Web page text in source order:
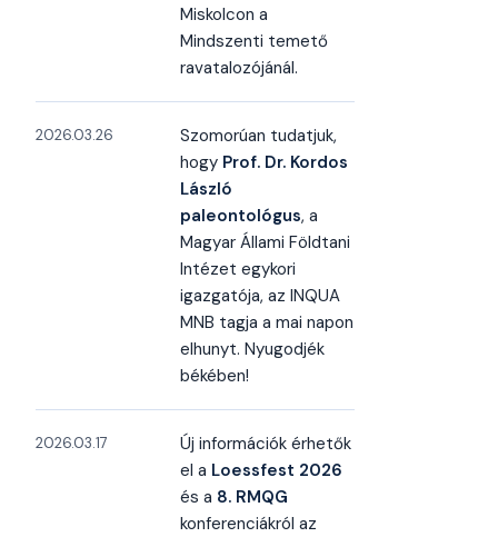
Miskolcon a
Mindszenti temető
ravatalozójánál.
2026.03.26
Szomorúan tudatjuk,
hogy Prof. Dr. Kordos
László
paleontológus, a
Magyar Állami Földtani
Intézet egykori
igazgatója, az INQUA
MNB tagja a mai napon
elhunyt. Nyugodjék
békében!
2026.03.17
Új információk érhetők
el a Loessfest 2026
és a 8. RMQG
konferenciákról az